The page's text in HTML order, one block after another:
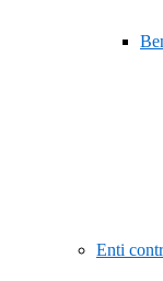
Enti